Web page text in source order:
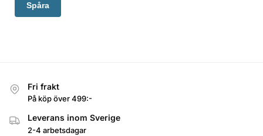
Spåra
Fri frakt
På köp över 499:-
Leverans inom Sverige
2-4 arbetsdagar